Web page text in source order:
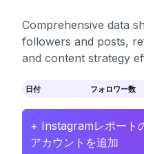
Comprehensive data
followers and posts,
and content strategy
日付 フォロワー数
+ Instagramレポート
アカウントを追加